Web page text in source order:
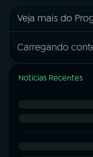
Veja mais do
Carregando
Notícias Recentes